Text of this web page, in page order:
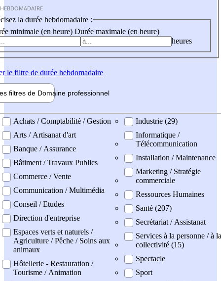
la durée hebdomadaire :
minimale (en heure) Durée maximale (en heure)
heures
le filtre de durée hebdomadaire
filtres de Domaine professionnel
professionel
Achats / Comptabilité / Gestion
Arts / Artisanat d'art
Banque / Assurance
Bâtiment / Travaux Publics
Commerce / Vente
Communication / Multimédia
Conseil / Etudes
Direction d'entreprise
Espaces verts et naturels /
Agriculture / Pêche / Soins aux
animaux
Hôtellerie - Restauration /
Tourisme / Animation
Industrie (29)
Informatique /
Télécommunication
Installation / Maintenance
Marketing / Stratégie
commerciale
Ressources Humaines
Santé (207)
Secrétariat / Assistanat
Services à la personne / à la
collectivité (15)
Spectacle
Sport